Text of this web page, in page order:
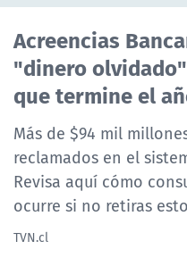
CASTING MASTERCHEF
CASTING TVN VERTICAL
TVN VERTICAL
TVN PLAY
PROGRAMAS
Acreencias
"dinero
que termine el
Más de $94 mil
reclamados en el
Revisa aquí cómo
ocurre si no retiras
TVN.cl